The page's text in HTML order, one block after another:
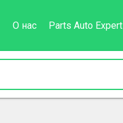
О нас Parts Auto Expert